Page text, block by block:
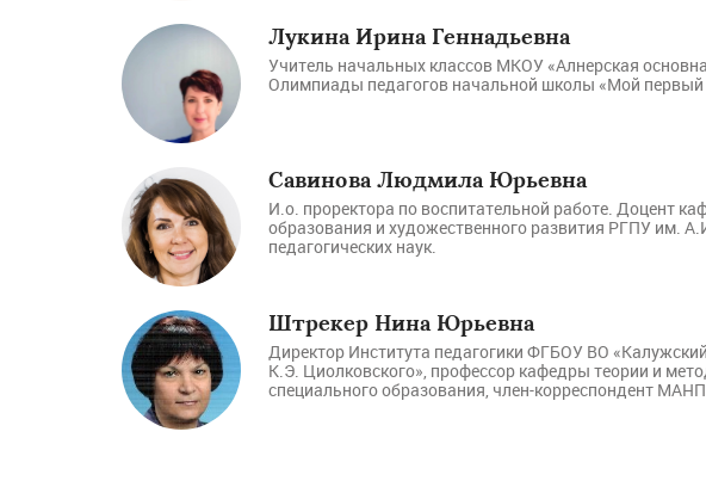
Лукина Ирина Геннадьевна
Учитель начальных классов МКОУ «Алнерская
Олимпиады педагогов начальной школы «Мой первый
Савинова Людмила Юрьевна
И.о. проректора по воспитательной работе. Доцент
образования и художественного развития РГПУ им.
педагогических наук.
Штрекер Нина Юрьевна
Директор Института педагогики ФГБОУ ВО
К.Э. Циолковского», профессор кафедры теории и
специального образования, член-корреспондент